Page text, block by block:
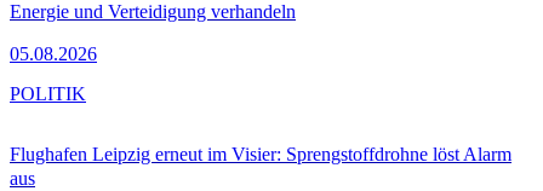
Energie und Verteidigung verhandeln
05.08.2026
Flughafen Leipzig erneut im Visier: Sprengstoffdrohne löst Alarm
aus
POLITIK